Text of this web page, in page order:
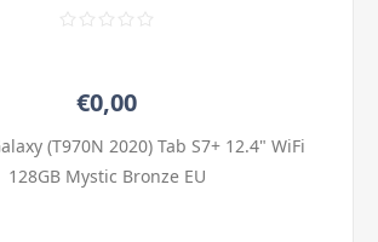
€0,00
(T970N 2020) Tab S7+ 12.4" WiFi
128GB Mystic Bronze EU